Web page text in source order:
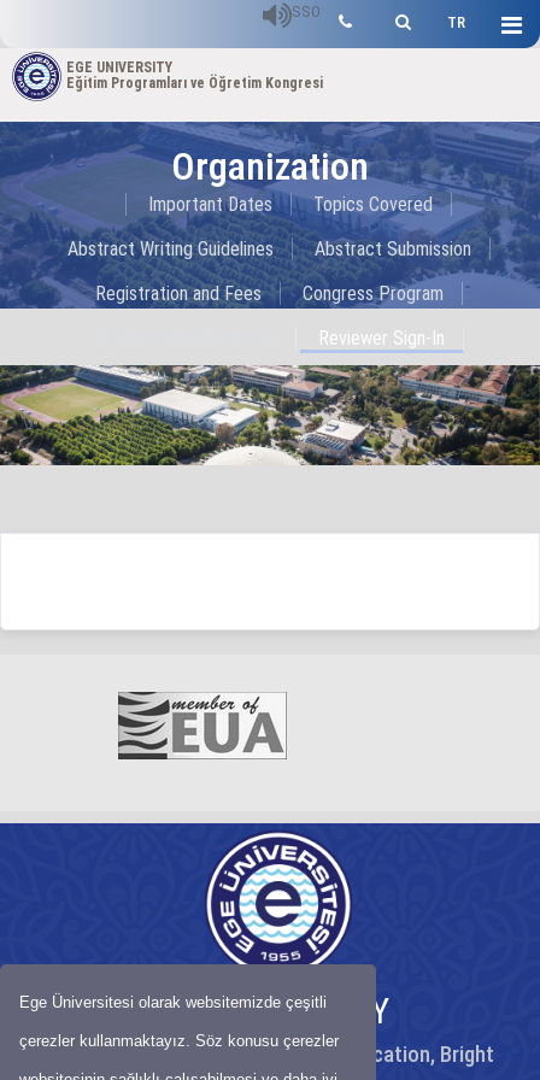
Ege Üniversitesi olarak websitemizde çeşitli
çerezler kullanmaktayız. Söz konusu çerezler
TR
SSO
EGE UNIVERSITY
Eğitim Programları ve Öğretim Kongresi
Organization
Important Dates
Topics Covered
Abstract Writing Guidelines
Abstract Submission
Registration and Fees
Congress Program
Reviewer Sign-In
EGE UNIVERSITY
Peaceful University, High Quality Education, Bright